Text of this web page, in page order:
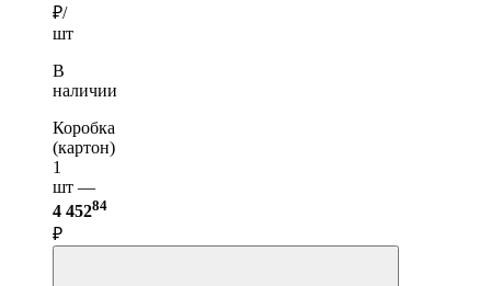
₽/
шт
В
наличии
Коробка
(картон)
1
шт —
4 45284
₽